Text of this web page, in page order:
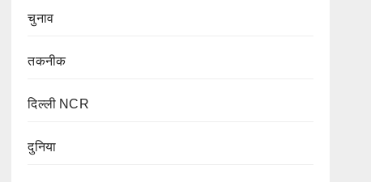
चुनाव
तकनीक
दिल्ली NCR
दुनिया